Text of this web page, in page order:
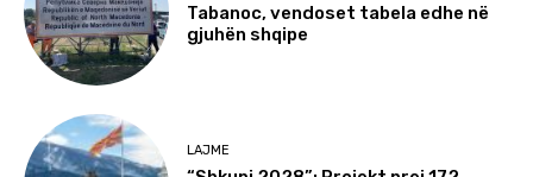
Tabanoc, vendoset tabela edhe në
gjuhën shqipe
LAJME